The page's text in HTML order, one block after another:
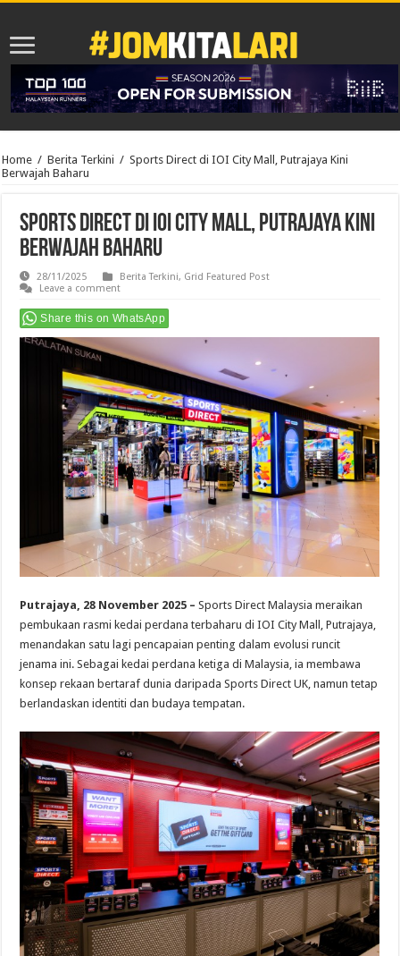
Home / Berita Terkini / Sports Direct di IOI City Mall, Putrajaya Kini
Berwajah Baharu
Sports Direct di IOI City Mall, Putrajaya Kini
Berwajah Baharu
28/11/2025 Berita Terkini, Grid Featured Post
Leave a comment
Share this on WhatsApp
Putrajaya, 28 November 2025 –Sports Direct Malaysia meraikan
pembukaan rasmi kedai perdana terbaharu di IOI City Mall, Putrajaya,
menandakan satu lagi pencapaian penting dalam evolusi runcit
jenama ini. Sebagai kedai perdana ketiga di Malaysia, ia membawa
konsep rekaan bertaraf dunia daripada Sports Direct UK, namun tetap
berlandaskan identiti dan budaya tempatan.